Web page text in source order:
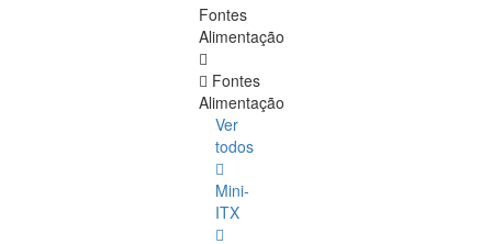
Fontes
Alimentação
Fontes
Alimentação
Ver
todos
Mini-
ITX